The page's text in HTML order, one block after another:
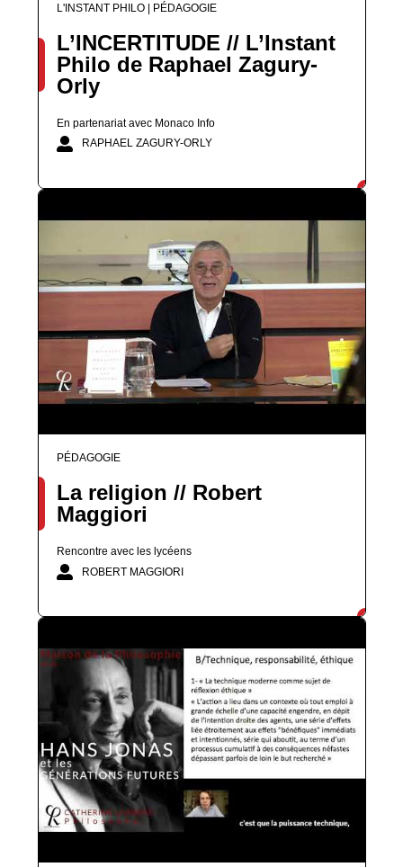
L'INSTANT PHILO | PÉDAGOGIE
L’INCERTITUDE // L’Instant
Philo de Raphael Zagury-
Orly
En partenariat avec Monaco Info
RAPHAEL ZAGURY-ORLY
PÉDAGOGIE
La religion // Robert
Maggiori
Rencontre avec les lycéens
ROBERT MAGGIORI